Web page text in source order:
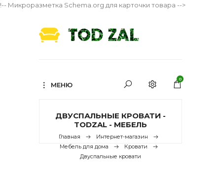
!-- Микроразметка Schema.org для карточки товара -->
МЕНЮ
0
ДВУСПАЛЬНЫЕ КРОВАТИ -
TODZAL - МЕБЕЛЬ
Главная
Интернет-магазин
Мебель для дома
Кровати
Двуспальные кровати